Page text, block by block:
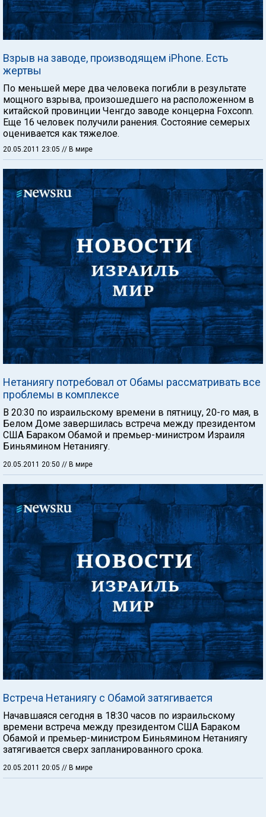
Взрыв на заводе, производящем iPhone. Есть
жертвы
По меньшей мере два человека погибли в результате
мощного взрыва, произошедшего на расположенном в
китайской провинции Ченгдо заводе концерна Foxconn.
Еще 16 человек получили ранения. Состояние семерых
оценивается как тяжелое.
20.05.2011 23:05 // В мире
Нетаниягу потребовал от Обамы рассматривать все
проблемы в комплексе
В 20:30 по израильскому времени в пятницу, 20-го мая, в
Белом Доме завершилась встреча между президентом
США Бараком Обамой и премьер-министром Израиля
Биньямином Нетаниягу.
20.05.2011 20:50 // В мире
Встреча Нетаниягу с Обамой затягивается
Начавшаяся сегодня в 18:30 часов по израильскому
времени встреча между президентом США Бараком
Обамой и премьер-министром Биньямином Нетаниягу
затягивается сверх запланированного срока.
20.05.2011 20:05 // В мире